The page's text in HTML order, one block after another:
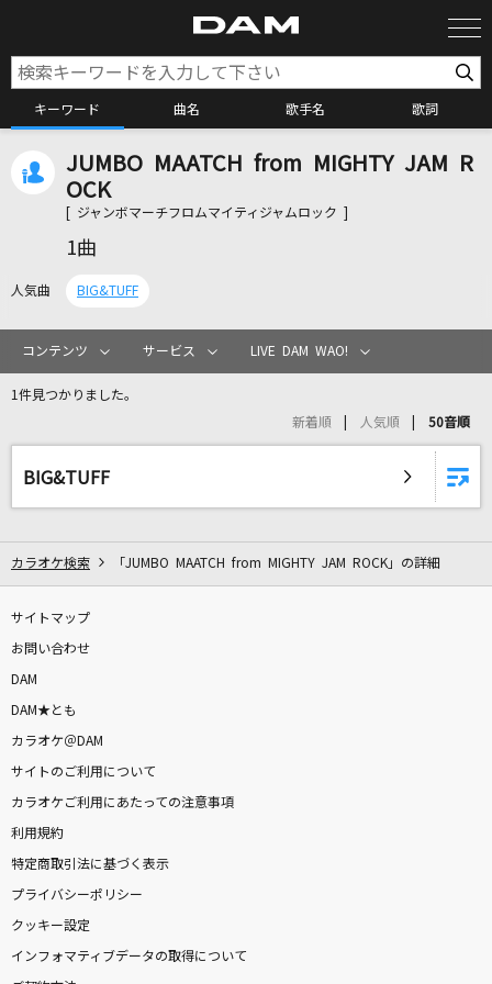
キーワード 曲名 歌手名 歌詞
カラオケ検索
リアルタイムで歌われている曲の一覧
ムーンライトステーション
SEKAI NO OWARI(世界の終わり)
Blue Velvet
工藤静香
[生音]五能線
水森かおり
Tell Me Why [テル・ミー・ホワイ]
JUMBO MAATCH from MIGHTY JAM R
OCK
[ ジャンボマーチフロムマイティジャムロック ]
1曲
人気曲 BIG&TUFF
コンテンツ サービス LIVE DAM WAO!
1件見つかりました。
新着順 人気順 50音順
BIG&TUFF
カラオケ検索 「JUMBO MAATCH from MIGHTY JAM ROCK」の詳細
サイトマップ
お問い合わせ
DAM
DAM★とも
カラオケ＠DAM
サイトのご利用について
カラオケご利用にあたっての注意事項
利用規約
特定商取引法に基づく表示
プライバシーポリシー
クッキー設定
インフォマティブデータの取得について